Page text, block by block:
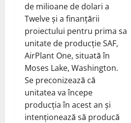
de milioane de dolari a
Twelve și a finanțării
proiectului pentru prima sa
unitate de producție SAF,
AirPlant One, situată în
Moses Lake, Washington.
Se preconizează că
unitatea va începe
producția în acest an și
intenționează să producă